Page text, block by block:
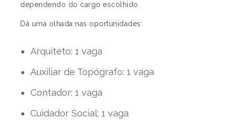
dependendo do cargo escolhido.
Dá uma olhada nas oportunidades:
Arquiteto: 1 vaga
Auxiliar de Topógrafo: 1 vaga
Contador: 1 vaga
Cuidador Social: 1 vaga